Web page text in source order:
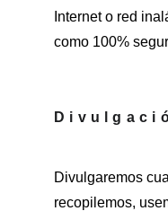
Internet o red
como 100%
Divulgaremos
recopilemos,